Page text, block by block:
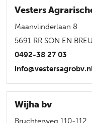
Vesters
Maanvlinderlaan 8
5691 RR SON EN
0492-38 27 03
Wijha bv
Bruchterweg 110-112